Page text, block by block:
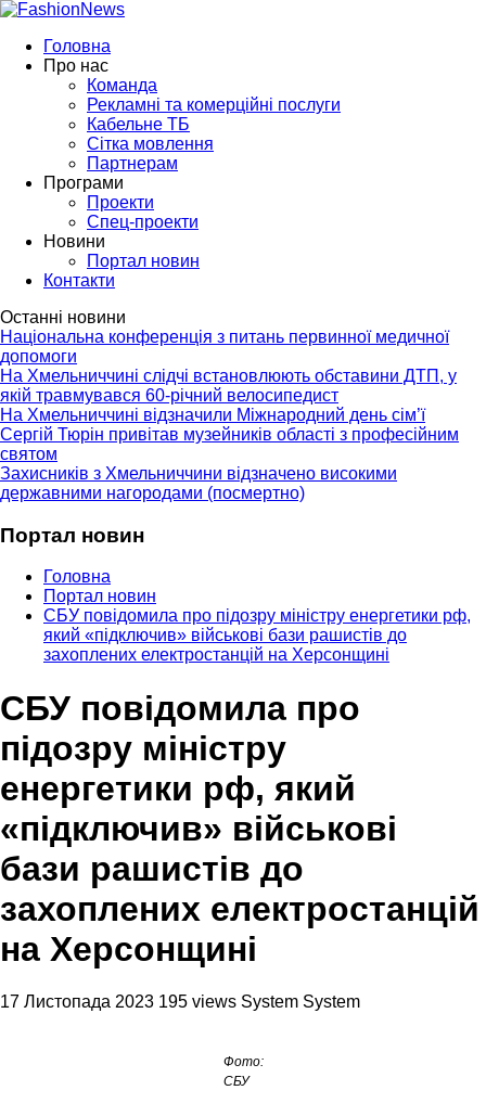
Головна
Про нас
Команда
Рекламні та комерційні послуги
Кабельне ТБ
Сітка мовлення
Партнерам
Програми
Проекти
Спец-проекти
Новини
Портал новин
Контакти
Останні новини
Національна конференція з питань первинної медичної
допомоги
На Хмельниччині слідчі встановлюють обставини ДТП, у
якій травмувався 60-річний велосипедист
На Хмельниччині відзначили Міжнародний день сім’ї
Сергій Тюрін привітав музейників області з професійним
святом
Захисників з Хмельниччини відзначено високими
державними нагородами (посмертно)
Портал новин
Головна
Портал новин
СБУ повідомила про підозру міністру енергетики рф,
який «підключив» військові бази рашистів до
захоплених електростанцій на Херсонщині
СБУ повідомила про
підозру міністру
енергетики рф, який
«підключив» військові
бази рашистів до
захоплених електростанцій
на Херсонщині
17 Листопада 2023 195 views System System
Фото:
СБУ